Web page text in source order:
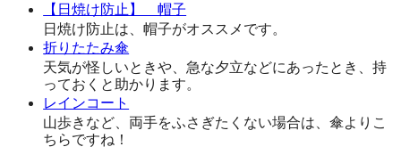
【日焼け防止】 帽子
日焼け防止は、帽子がオススメです。
折りたたみ傘
天気が怪しいときや、急な夕立などにあったとき、持
っておくと助かります。
レインコート
山歩きなど、両手をふさぎたくない場合は、傘よりこ
ちらですね！